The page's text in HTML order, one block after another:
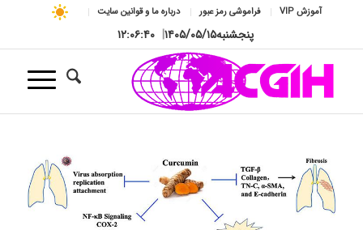
آموزش VIP فراموشی رمز عبور درباره ما و قوانین سایت
پنجشنبه۱۴۰۵/۰۵/۱۵| ۱۲:۰۶:۴۱